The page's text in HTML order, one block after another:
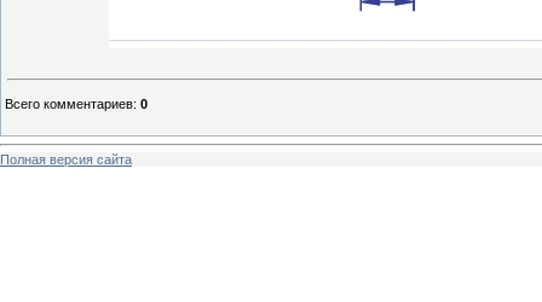
Всего комментариев: 0
Полная версия сайта